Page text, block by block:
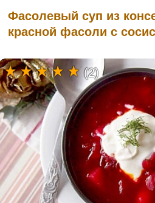
Фасолевый суп из
красной фасоли с
(2)